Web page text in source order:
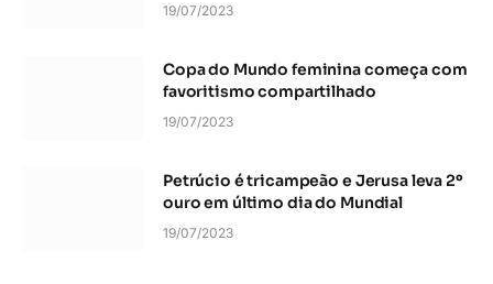
19/07/2023
Copa do Mundo feminina começa com
favoritismo compartilhado
19/07/2023
Petrúcio é tricampeão e Jerusa leva 2º
ouro em último dia do Mundial
19/07/2023